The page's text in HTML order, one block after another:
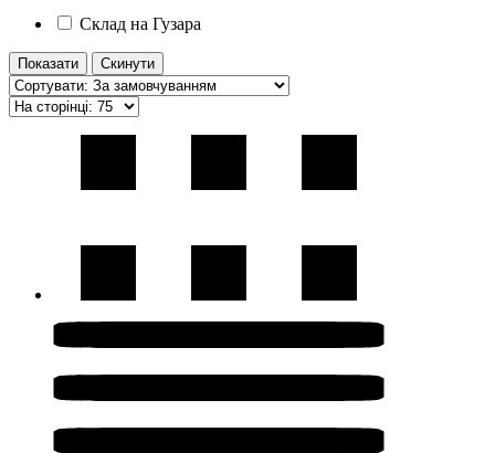
Склад на Гузара
Показати Скинути